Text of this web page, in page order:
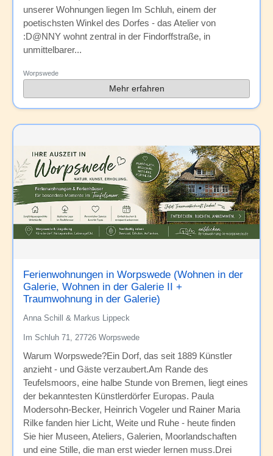
unserer Wohnungen liegen Im Schluh, einem der
poetischsten Winkel des Dorfes - das Atelier von
:D@NNY wohnt zentral in der Findorffstraße, in
unmittelbarer...
Worpswede
Mehr erfahren
Ferienwohnungen in Worpswede (Wohnen in der
Galerie, Wohnen in der Galerie II +
Traumwohnung in der Galerie)
Anna Schill & Markus Lippeck
Im Schluh 71, 27726 Worpswede
Warum Worpswede?Ein Dorf, das seit 1889 Künstler
anzieht - und Gäste verzaubert.Am Rande des
Teufelsmoors, eine halbe Stunde von Bremen, liegt eines
der bekanntesten Künstlerdörfer Europas. Paula
Modersohn-Becker, Heinrich Vogeler und Rainer Maria
Rilke fanden hier Licht, Weite und Ruhe - heute finden
Sie hier Museen, Ateliers, Galerien, Moorlandschaften
und eine Stille, die man erst wieder lernen muss.Drei